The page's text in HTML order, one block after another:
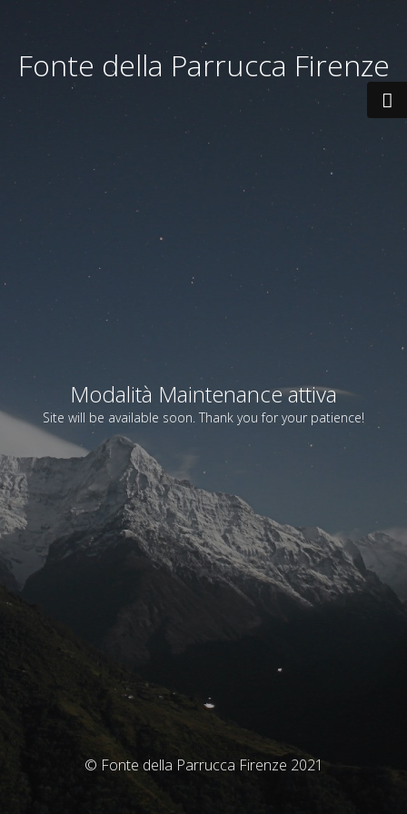
Fonte della Parrucca Firenze
Modalità Maintenance attiva
Site will be available soon. Thank you for your patience!
© Fonte della Parrucca Firenze 2021